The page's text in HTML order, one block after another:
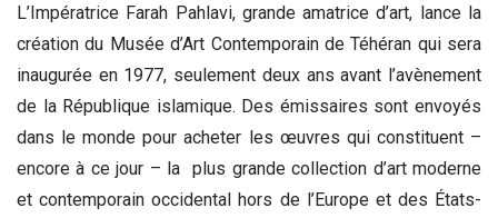
L’Impératrice Farah Pahlavi, grande amatrice d’art, lance la
création du Musée d’Art Contemporain de Téhéran qui sera
inaugurée en 1977, seulement deux ans avant l’avènement
de la République islamique. Des émissaires sont envoyés
dans le monde pour acheter les œuvres qui constituent –
encore à ce jour – la plus grande collection d’art moderne
et contemporain occidental hors de l’Europe et des États-